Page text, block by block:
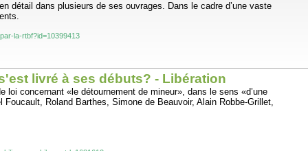
détail dans plusieurs de ses ouvrages. Dans le cadre d’une vaste
la-rtbf?id=10399413
livré à ses débuts? - Libération
concernant «le détournement de mineur», dans le sens «d’une
Roland Barthes, Simone de Beauvoir, Alain Robbe-Grillet,